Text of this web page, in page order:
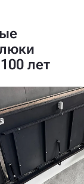
лет